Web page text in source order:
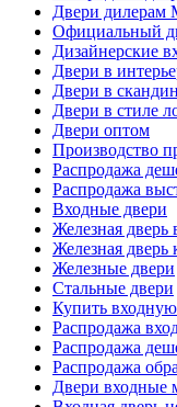
Двери дилерам
Официальный
Дизайнерские
Двери в
Двери в
Двери в стиле
Двери оптом
Производство
Распродажа
Распродажа
Входные двери
Железная дверь
Железная дверь
Железные двери
Стальные двери
Купить
Распродажа
Распродажа
Распродажа
Двери входные